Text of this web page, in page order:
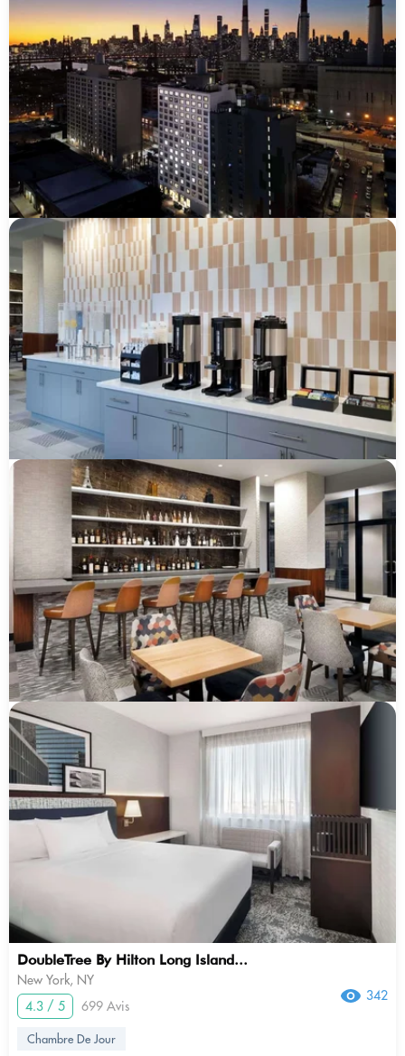
DoubleTree By Hilton Long Island...
New York, NY
4.3 / 5
699 Avis
342
Chambre De Jour